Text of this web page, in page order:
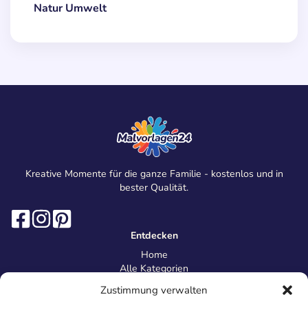
Zustimmung verwalten
Natur Umwelt
Kreative Momente für die ganze Familie - kostenlos und in
bester Qualität.
Entdecken
Home
Alle Kategorien
Information